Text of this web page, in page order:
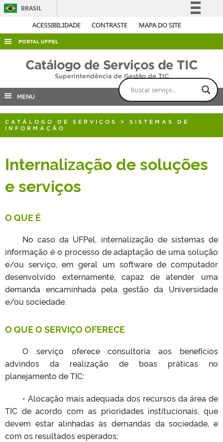
ACESSIBILIDADE CONTRASTE MAPA DO SITE
BRASIL
Simplifique!
Acesso à informação
Canais
PORTAL UFPEL
ACESSO À INFORMAÇÃO
EDITAIS
OUVIDORIA
Catálogo de Serviços de TIC
Superintendência de Gestão de TIC
MENU
CATÁLOGO DE SERVIÇOS > SISTEMAS DE
INFORMAÇÃO
Internalização de soluções
e serviços
O QUE É
No caso da UFPel, internalização de sistemas de
informação é o processo de adaptação de uma solução
e/ou serviço, em geral um software de computador
desenvolvido externamente, capaz de atender uma
demanda encaminhada pela gestão da Universidade
e/ou sociedade.
O QUE O SERVIÇO OFERECE
O serviço oferece consultoria aos benefícios
advindos da realização de boas práticas no
planejamento de TIC:
• Alocação mais adequada dos recursos da área de
TIC de acordo com as prioridades institucionais, que
devem estar alinhadas às demandas da sociedade, e
com os resultados esperados;